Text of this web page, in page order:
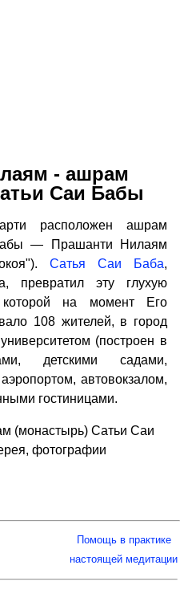
- ашрам
Саи Бабы
расположен ашрам
— Прашанти Нилаям
Сатья Саи Баба,
превратил эту глухую
на момент Его
108 жителей, в город
(построен в
детскими садами,
автовокзалом,
гостиницами.
(монастырь) Сатьи Саи
фотографии
Помощь в практике
настоящей медитации